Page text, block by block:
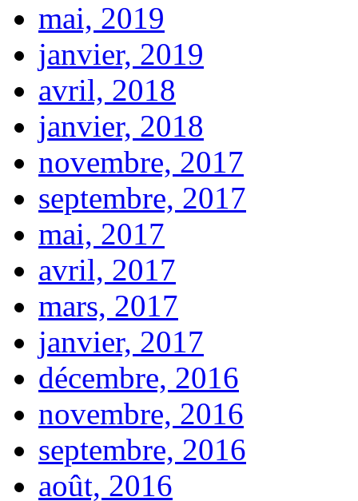
mai, 2019
janvier, 2019
avril, 2018
janvier, 2018
novembre, 2017
septembre, 2017
mai, 2017
avril, 2017
mars, 2017
janvier, 2017
décembre, 2016
novembre, 2016
septembre, 2016
août, 2016